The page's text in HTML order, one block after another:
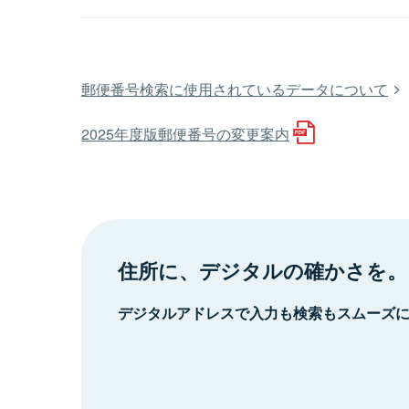
郵便番号検索に使用されているデータについて
2025年度版郵便番号の変更案内
住所に、デジタルの確かさを。
デジタルアドレスで入力も検索もスムーズ